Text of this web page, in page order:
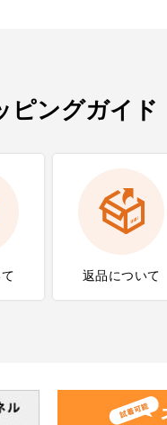
ピングガイド
返品について